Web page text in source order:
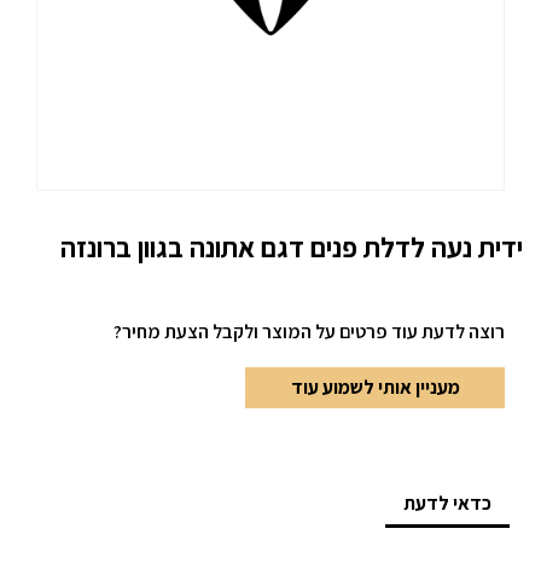
ידית נעה לדלת פנים דגם אתונה בגוון ברונזה
רוצה לדעת עוד פרטים על המוצר ולקבל הצעת מחיר?
מעניין אותי לשמוע עוד
כדאי לדעת